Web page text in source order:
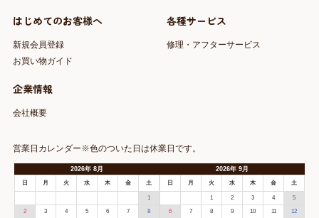
はじめてのお客様へ
新規会員登録
お買い物ガイド
各種サービス
修理・アフターサービス
企業情報
会社概要
営業日カレンダー※色のついた日は休業日です。
2026年 8月
日 月 火 水 木 金 土
1
2 3 4 5 6 7 8
2026年9月
日 月 火 水 木 金 土
1 2 3 4 5
6 7 8 9 10 11 12